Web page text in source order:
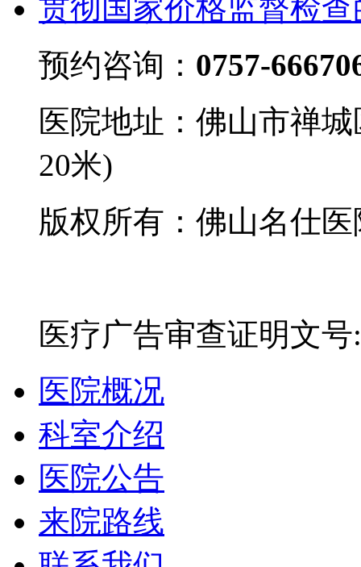
贯彻国家价格监督检
预约咨询： 0757-
医院地址：佛山市禅
20米)
版权所有：佛山名仕
医疗广告审查证明文
医院概况
科室介绍
医院公告
来院路线